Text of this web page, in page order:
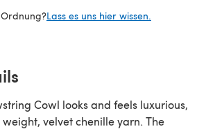
Lass es uns hier wissen.
Cowl looks and feels luxurious,
velvet chenille yarn. The